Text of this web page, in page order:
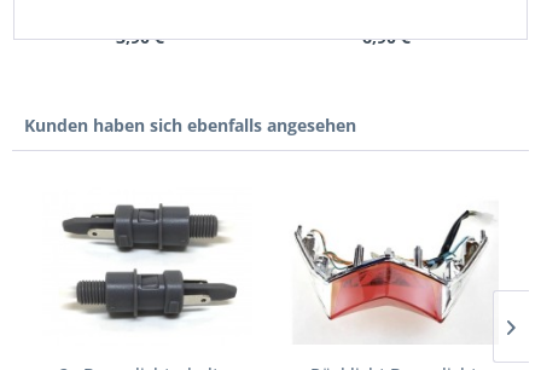
3,90 € *
6,90 € *
Kunden haben sich ebenfalls angesehen